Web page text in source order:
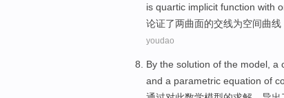
is quartic implicit function with
论证了两曲面的交线为空间曲线
youdao
By the solution of the model , a
and a parametric equation of